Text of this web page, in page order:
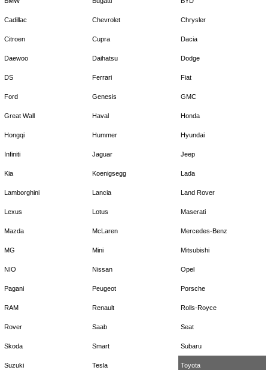
Cadillac Chevrolet Chrysler
Citroen Cupra Dacia
Daewoo Daihatsu Dodge
DS Ferrari Fiat
Ford Genesis GMC
Great Wall Haval Honda
Hongqi Hummer Hyundai
Infiniti Jaguar Jeep
Kia Koenigsegg Lada
Lamborghini Lancia Land Rover
Lexus Lotus Maserati
Mazda McLaren Mercedes-Benz
MG Mini Mitsubishi
NIO Nissan Opel
Pagani Peugeot Porsche
RAM Renault Rolls-Royce
Rover Saab Seat
Skoda Smart Subaru
Suzuki Tesla Toyota